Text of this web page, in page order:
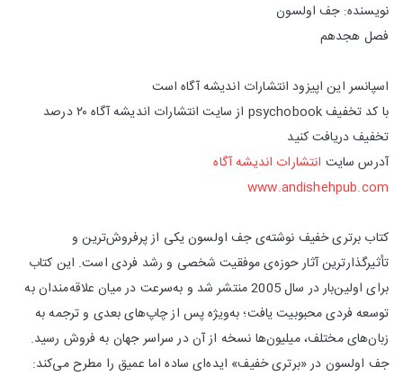
نویسنده: جف اولسون
فصل هجدهم
اسپانسر این اپیزود انتشارات اندیشه آگاه است
با کد تخفیف psychobook از سایت انتشارات اندیشه آگاه ۲۰ درصد
تخفیف دریافت کنید
آدرس سایت انتشارات اندیشه آگاه
www.andishehpub.com
کتاب برتری خفیف نوشته‌ی جف اولسون یکی از پرفروش‌ترین و
تأثیرگذارترین آثار حوزه‌ی موفقیت شخصی و رشد فردی است. این کتاب
برای اولین‌بار در سال 2005 منتشر شد و به‌سرعت در میان علاقه‌مندان به
توسعه فردی محبوبیت یافت؛ به‌ویژه پس از چاپ‌های بعدی و ترجمه به
زبان‌های مختلف، میلیون‌ها نسخه از آن در سراسر جهان به فروش رسید.
جف اولسون در «برتری خفیف» ایده‌ای ساده اما عمیق را مطرح می‌کند: